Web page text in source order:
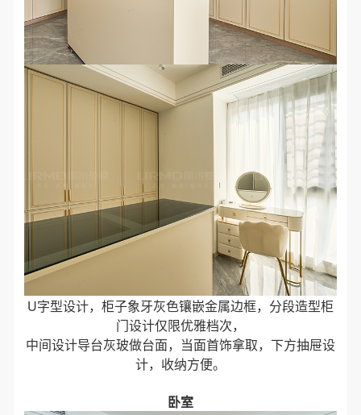
U字型设计，柜子象牙灰色镶嵌金属边框，分段造型柜
门设计仅限优雅档次，
中间设计导台灰玻做台面，当面首饰拿取，下方抽屉设
计，收纳方便。
卧室